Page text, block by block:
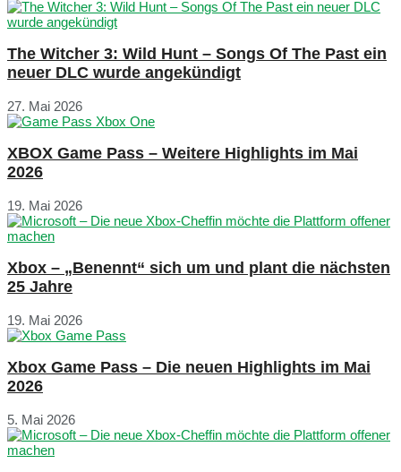
The Witcher 3: Wild Hunt – Songs Of The Past ein
neuer DLC wurde angekündigt
27. Mai 2026
XBOX Game Pass – Weitere Highlights im Mai
2026
19. Mai 2026
Xbox – „Benennt“ sich um und plant die nächsten
25 Jahre
19. Mai 2026
Xbox Game Pass – Die neuen Highlights im Mai
2026
5. Mai 2026